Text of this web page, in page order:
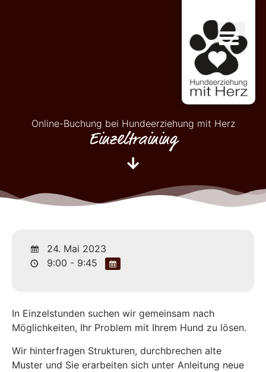
Online-Buchung bei Hundeerziehung mit Herz
Einzeltraining
24. Mai 2023
9:00 - 9:45
In Einzelstunden suchen wir gemeinsam nach
Möglichkeiten, Ihr Problem mit Ihrem Hund zu lösen.
Wir hinterfragen Strukturen, durchbrechen alte
Muster und Sie erarbeiten sich unter Anleitung neue